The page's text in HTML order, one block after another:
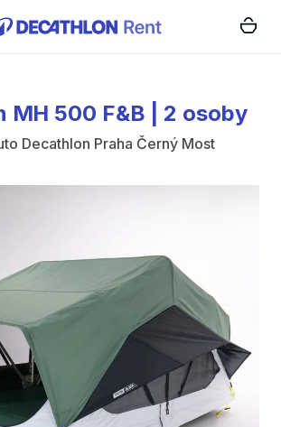
MH 500 F&B 2 osoby
Decathlon Praha Černý Most